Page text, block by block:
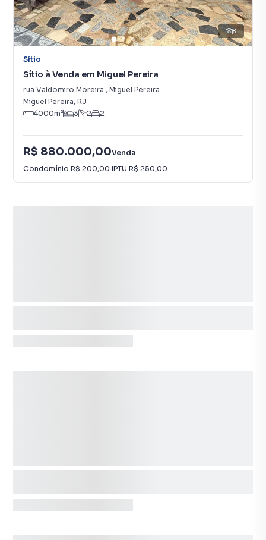
8
Sítio
Sítio à Venda em Miguel Pereira
rua Valdomiro Moreira , Miguel Pereira
Miguel Pereira, RJ
4000m² 3 2 2
R$ 880.000,00Venda
Condomínio R$ 200,00·IPTU R$ 250,00